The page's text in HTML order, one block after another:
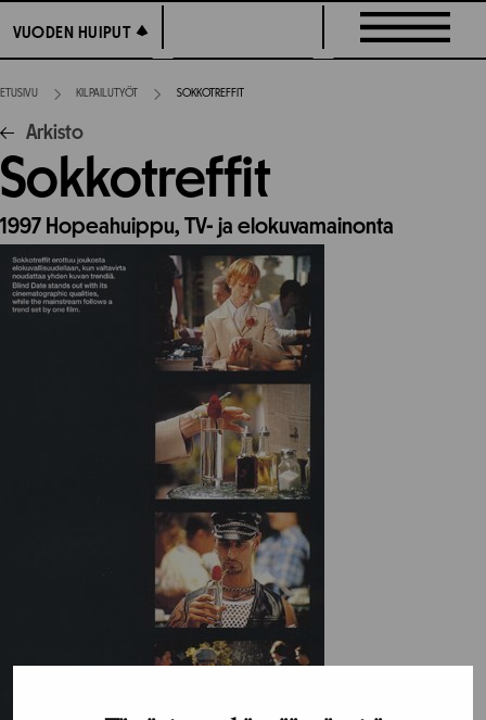
suoraan
sisältöön
VUODEN HUIPUT
VUODEN HUIPUT
ETUSIVU KILPAILUTYÖT SOKKOTREFFIT
Arkisto
Sokkotreffit
1997 Hopeahuippu, TV- ja elokuvamainonta